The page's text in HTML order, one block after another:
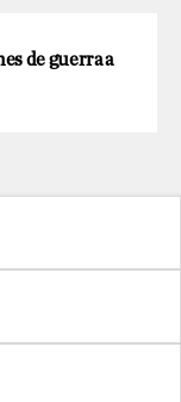
de guerra a